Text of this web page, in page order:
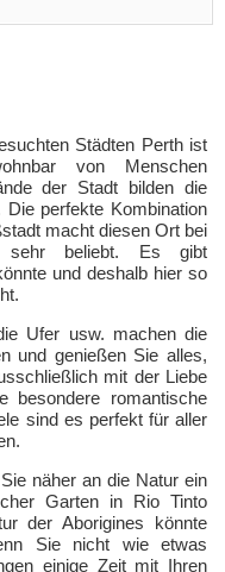
Städten Perth ist
von Menschen
der Stadt bilden die
perfekte Kombination
macht diesen Ort bei
sehr beliebt. Es gibt
und deshalb hier so
Ufer usw. machen die
und genießen Sie alles,
mit der Liebe
besondere romantische
sind es perfekt für aller
näher an die Natur ein
Garten in Rio Tinto
der Aborigines könnte
Sie nicht wie etwas
einige Zeit mit Ihren